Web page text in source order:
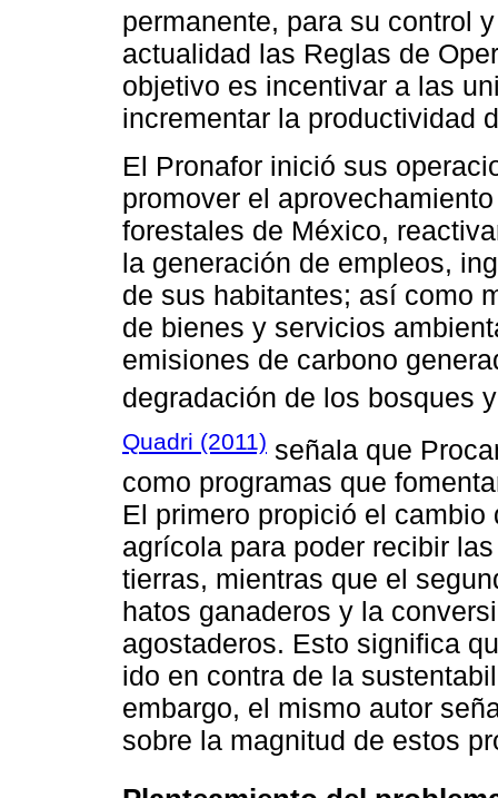
permanente, para su control y
actualidad las Reglas de
objetivo es incentivar a las
incrementar la productividad
El Pronafor inició sus
promover el
forestales de México,
la generación de empleos,
de sus habitantes; así como
de bienes y servicios
emisiones de carbono
degradación de los bosques
Quadri (2011) señala que
como programas que
El primero propició el
agrícola para poder recibir
tierras, mientras que el
hatos ganaderos y la
agostaderos. Esto significa
ido en contra de la
embargo, el mismo autor
sobre la magnitud de estos